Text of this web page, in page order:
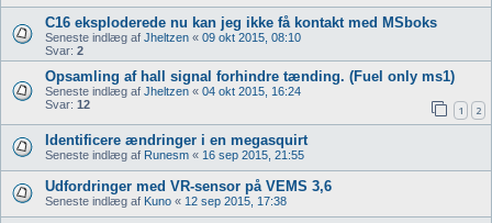
C16 eksploderede nu kan jeg ikke få kontakt med MSboks
Seneste indlæg af Jheltzen « 09 okt 2015, 08:10
Svar: 2
Opsamling af hall signal forhindre tænding. (Fuel only ms1)
Seneste indlæg af Jheltzen « 04 okt 2015, 16:24
Svar: 12 1 2
Identificere ændringer i en megasquirt
Seneste indlæg af Runesm « 16 sep 2015, 21:55
Udfordringer med VR-sensor på VEMS 3,6
Seneste indlæg af Kuno « 12 sep 2015, 17:38